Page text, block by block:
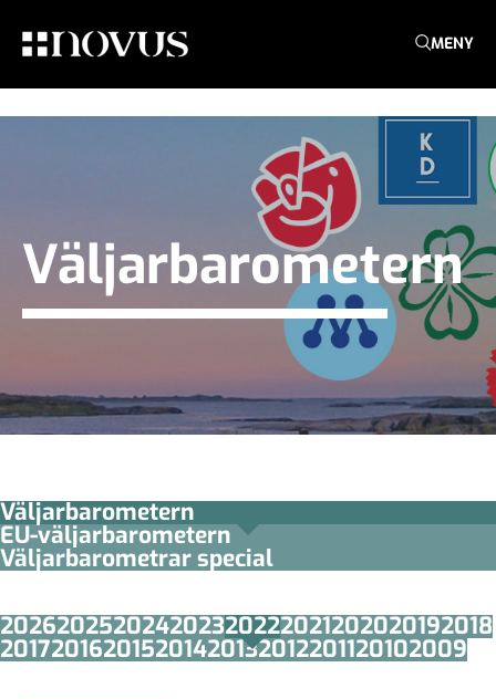
MENY
Väljarbarometern
Väljarbarometern
EU-väljarbarometern
Väljarbarometrar special
202620252024202320222021202020192018
201720162015201420132012201120102009